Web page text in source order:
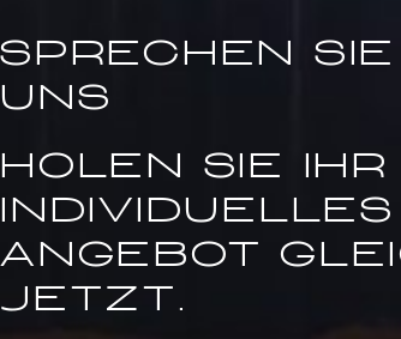
Sprechen Sie
uns
Holen Sie Ihr
individuelles
Angebot
jetzt.